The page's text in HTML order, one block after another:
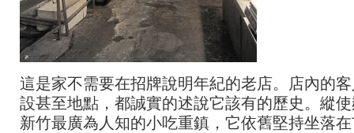
這是家不需要在招牌說明年紀的老店。店內的
設甚至地點，都誠實的述說它該有的歷史。縱
新竹最廣為人知的小吃重鎮，它依舊堅持坐落